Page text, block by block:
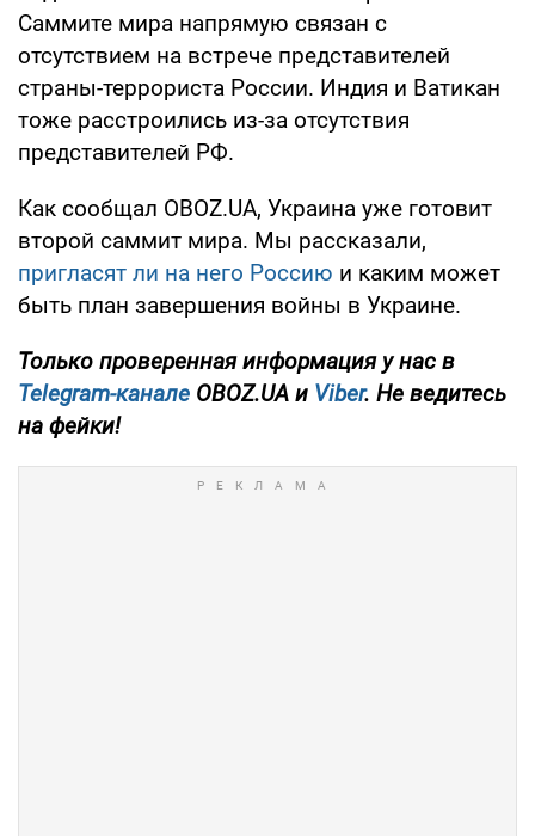
Саммите мира напрямую связан с
отсутствием на встрече представителей
страны-террориста России. Индия и Ватикан
тоже расстроились из-за отсутствия
представителей РФ.
Как сообщал OBOZ.UA, Украина уже готовит
второй саммит мира. Мы рассказали,
пригласят ли на него Россию и каким может
быть план завершения войны в Украине.
Только проверенная информация у нас в
Telegram-канале OBOZ.UA и Viber. Не ведитесь
на фейки!